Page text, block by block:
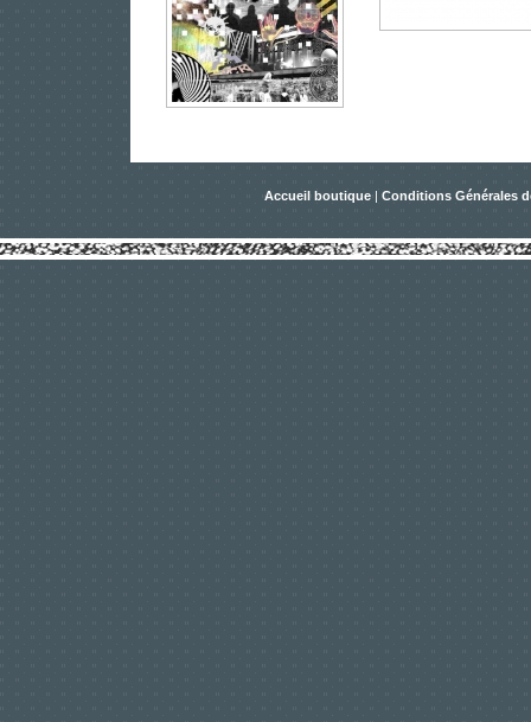
Accueil boutique | Conditions Générales